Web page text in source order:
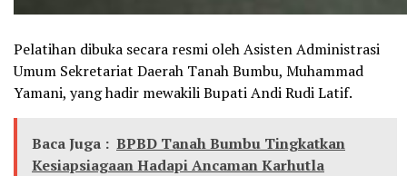
Pelatihan dibuka secara resmi oleh Asisten Administrasi
Umum Sekretariat Daerah Tanah Bumbu, Muhammad
Yamani, yang hadir mewakili Bupati Andi Rudi Latif.
Baca Juga : BPBD Tanah Bumbu Tingkatkan
Kesiapsiagaan Hadapi Ancaman Karhutla